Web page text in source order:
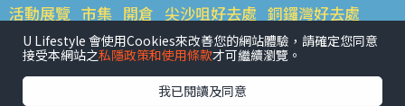
活動展覽 市集 開倉 尖沙咀好去處 銅鑼灣好去處
元朗好去處 荃灣好去處 旺角好去處 社會
餐廳情報
戶外郊遊 社會福利
熱門類別
U Lifestyle 會使用Cookies來改善您的網站體驗，請確定您同意
接受本網站之私隱政策和使用條款才可繼續瀏覽。
我已閱讀及同意